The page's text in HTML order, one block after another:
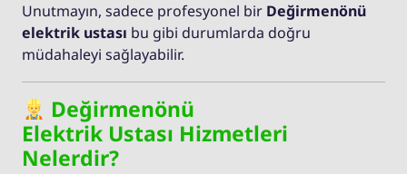
Unutmayın, sadece profesyonel bir Değirmenönü
elektrik ustası bu gibi durumlarda doğru
müdahaleyi sağlayabilir.
Değirmenönü
Elektrik Ustası Hizmetleri
Nelerdir?